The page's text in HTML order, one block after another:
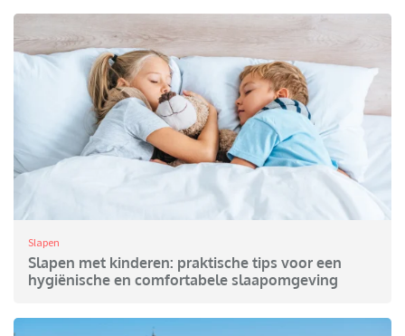
Slapen
Slapen met kinderen: praktische tips voor een
hygiënische en comfortabele slaapomgeving